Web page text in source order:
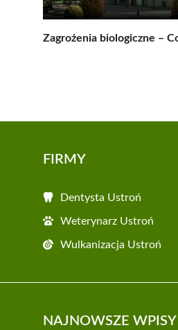
Zagrożenia biologiczne –
FIRMY
Dentysta Ustroń
Weterynarz Ustroń
Wulkanizacja Ustroń
NAJNOWSZE WPISY